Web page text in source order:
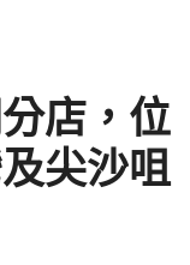
店，位
尖沙咀